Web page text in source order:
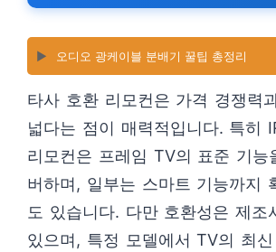
▶️ 오디오 광케이블 분배기 꿀팁 총정리
타사 호환 리모컨은 가격 경쟁력
넓다는 점이 매력적입니다. 특히
리모컨은 프레임 TV의 표준 기능
버하며, 일부는 스마트 기능까지
도 있습니다. 다만 호환성은 제조
있으며, 특정 모델에서 TV의 최